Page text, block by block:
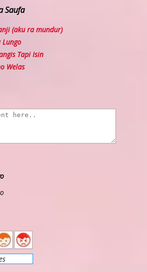
Saufa
(aku ra mundur)
Lungo
Tapi Isin
Welas
2 1